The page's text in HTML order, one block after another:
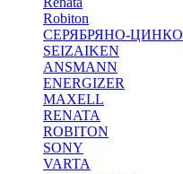
Robiton
СЕРЯБРЯНО-
SEIZAIKEN
ANSMANN
ENERGIZER
MAXELL
RENATA
ROBITON
SONY
VARTA